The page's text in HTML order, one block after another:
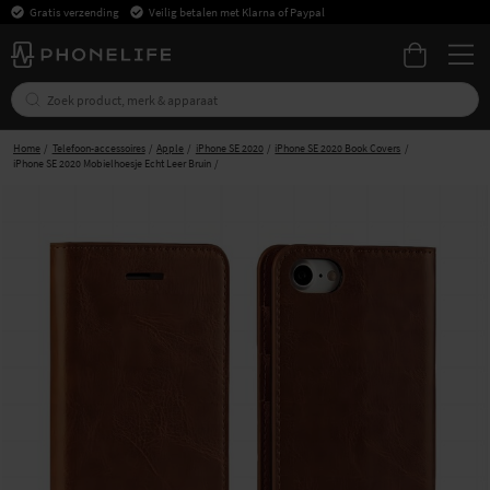
Gratis verzending Veilig betalen met Klarna of Paypal
Home Telefoon-accessoires Apple iPhone SE 2020
iPhone SE 2020 Book Covers
iPhone SE 2020 Mobielhoesje Echt Leer Bruin